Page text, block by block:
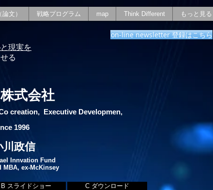
文） 戦略プログラム map Think Different もっと見る
on-line newsletter 登録はこちら
と現実を
る
式会社
creation, Executive Developmen,
1996
川政信
Innvation Fund
MBA, ex-McKinsey
B スライドショー C ダウンロード